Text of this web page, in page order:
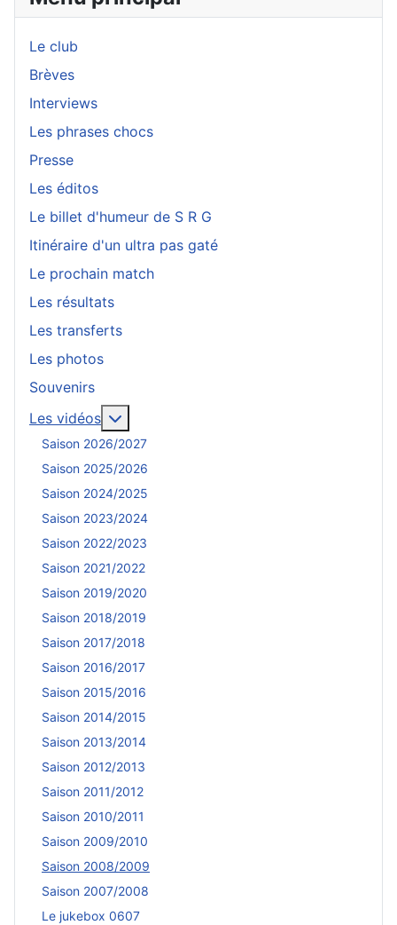
Le club
Brèves
Interviews
Les phrases chocs
Presse
Les éditos
Le billet d'humeur de S R G
Itinéraire d'un ultra pas gaté
Le prochain match
Les résultats
Les transferts
Les photos
Souvenirs
Les vidéos
Saison 2026/2027
Saison 2025/2026
Saison 2024/2025
Saison 2023/2024
Saison 2022/2023
Saison 2021/2022
Saison 2019/2020
Saison 2018/2019
Saison 2017/2018
Saison 2016/2017
Saison 2015/2016
Saison 2014/2015
Saison 2013/2014
Saison 2012/2013
Saison 2011/2012
Saison 2010/2011
Saison 2009/2010
Saison 2008/2009
Saison 2007/2008
Le jukebox 0607